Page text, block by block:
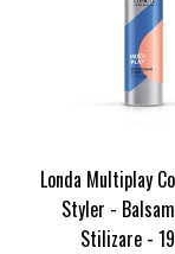
Londa Multiplay
Styler -
Stilizare -